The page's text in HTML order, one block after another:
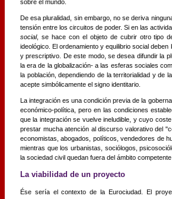
sobre el mundo.
De esa pluralidad, sin embargo, no se deriva
tensión entre los circuitos de poder. Si en las
social, se hace con el objeto de cubrir otro tipo
ideológico. El ordenamiento y equilibrio social
y prescriptivo. De este modo, se desea difundir la
la era de la globalización- a las esferas sociales
la población, dependiendo de la territorialidad y de
acepte simbólicamente el signo identitario.
La integración es una condición previa de la
económico-política, pero en las condiciones
que la integración se vuelve ineludible, y cuyo
prestar mucha atención al discurso valorativo del
economistas, abogados, políticos, vendedores de
mientras que los urbanistas, sociólogos,
la sociedad civil quedan fuera del ámbito
La viabilidad de un proyecto
Ése sería el contexto de la Eurociudad. El